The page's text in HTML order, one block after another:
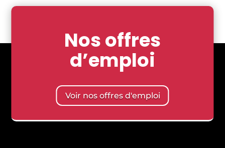
Shop
Nos offres
d’emploi
Voir nos offres d'emploi